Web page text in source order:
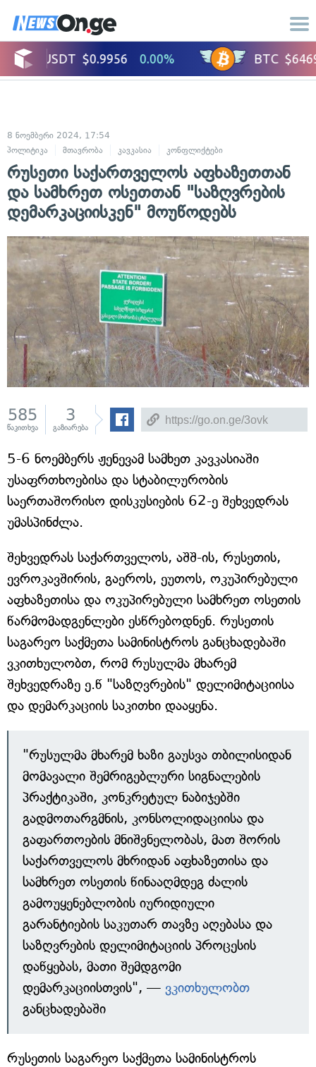
8 ნოემბერი 2024, 17:54
პოლიტიკა
მთავრობა კავკასია კონფლიქტები
რუსეთი საქართველოს აფხაზეთთან
და სამხრეთ ოსეთთან "საზღვრების
დემარკაციისკენ" მოუწოდებს
585
წაკითხვა
3
გაზიარება
5-6 ნოემბერს ჟენევამ სამხეთ კავკასიაში
უსაფრთხოებისა და სტაბილურობის
საერთაშორისო დისკუსიების 62-ე შეხვედრას
უმასპინძლა.
შეხვედრას საქართველოს, აშშ-ის, რუსეთის,
ევროკავშირის, გაეროს, ეუთოს, ოკუპირებული
აფხაზეთისა და ოკუპირებული სამხრეთ ოსეთის
წარმომადგენლები ესწრებოდნენ. რუსეთის
საგარეო საქმეთა სამინისტროს განცხადებაში
ვკითხულობთ, რომ რუსულმა მხარემ
შეხვედრაზე ე.წ "საზღვრების" დელიმიტაციისა
და დემარკაციის საკითხი დააყენა.
"რუსულმა მხარემ ხაზი გაუსვა თბილისიდან
მომავალი შემრიგებლური სიგნალების
პრაქტიკაში, კონკრეტულ ნაბიჯებში
გადმოთარგმნის, კონსოლიდაციისა და
გაფართოების მნიშვნელობას, მათ შორის
საქართველოს მხრიდან აფხაზეთისა და
სამხრეთ ოსეთის წინააღმდეგ ძალის
გამოუყენებლობის იურიდიული
გარანტიების საკუთარ თავზე აღებასა და
საზღვრების დელიმიტაციის პროცესის
დაწყებას, მათი შემდგომი
დემარკაციისთვის", — ვკითხულობთ
განცხადებაში
რუსეთის საგარეო საქმეთა სამინისტროს